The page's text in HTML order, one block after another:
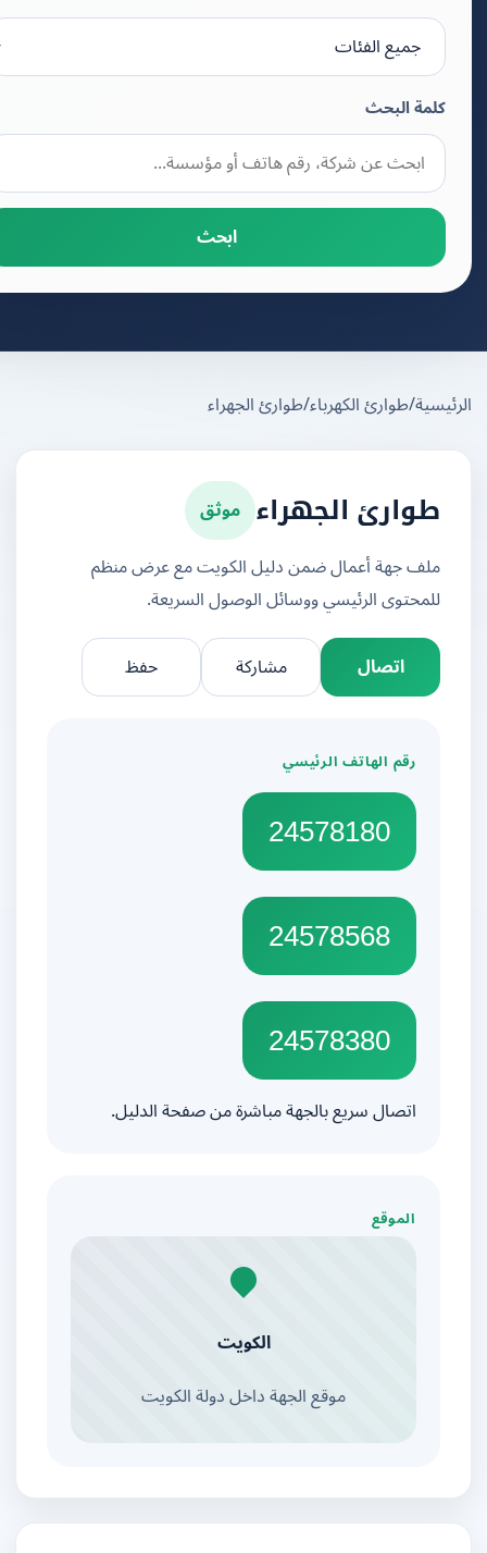
كلمة البحث
ابحث
/طوارئ الكهرباء/طوارئ الجهراء
طوارئ الجهراء
موثق
ملف جهة أعمال ضمن دليل الكويت مع عرض منظم
للمحتوى الرئيسي ووسائل الوصول السريعة.
اتصال
مشاركة
رقم الهاتف الرئيسي
24578180
24578568
24578380
اتصال سريع بالجهة مباشرة من صفحة الدليل.
الموقع
الكويت
موقع الجهة داخل دولة الكويت